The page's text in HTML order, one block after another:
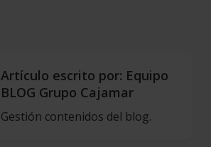
Artículo escrito por: Equipo
BLOG Grupo Cajamar
Gestión contenidos del blog.